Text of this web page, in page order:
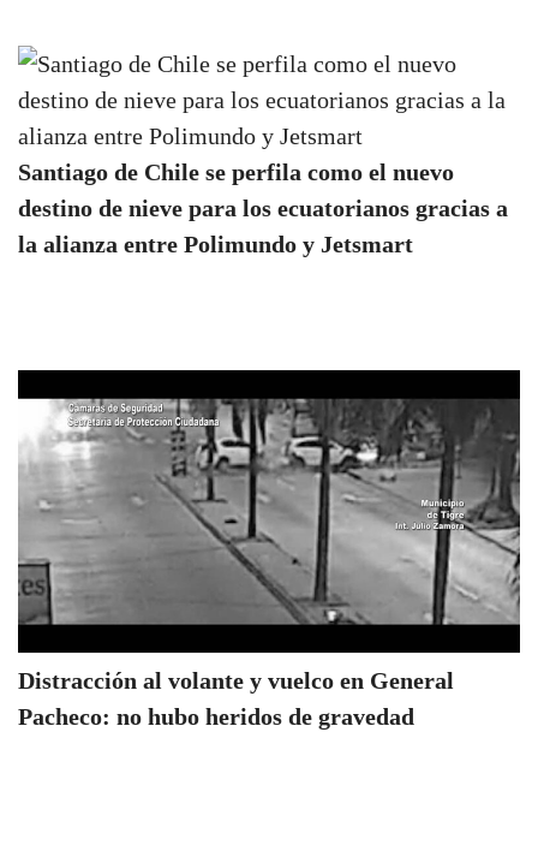
Santiago de Chile se perfila como el nuevo
destino de nieve para los ecuatorianos gracias a
la alianza entre Polimundo y Jetsmart
Distracción al volante y vuelco en General
Pacheco: no hubo heridos de gravedad